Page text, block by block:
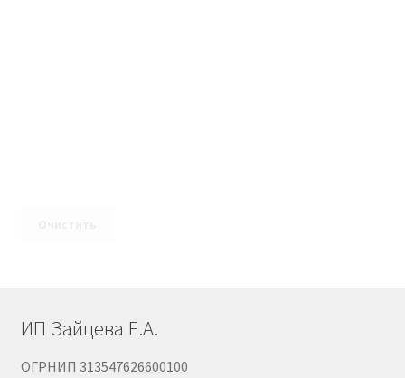
ИП Зайцева Е.А.
ОГРНИП 313547626600100